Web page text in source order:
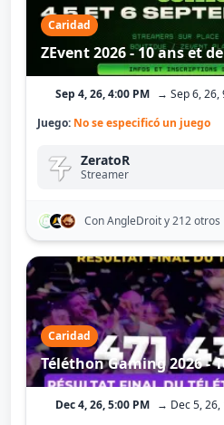
Caridad
ZEvent 2026 - 10 ans et
Sep 4, 26, 4:00 PM → Sep 6, 26,
Juego: No se especificó un juego
ZeratoR
Streamer
Con AngleDroity 212 otros
Caridad
Téléthon Gaming 2026 -
Dec 4, 26, 5:00 PM → Dec 5, 26,